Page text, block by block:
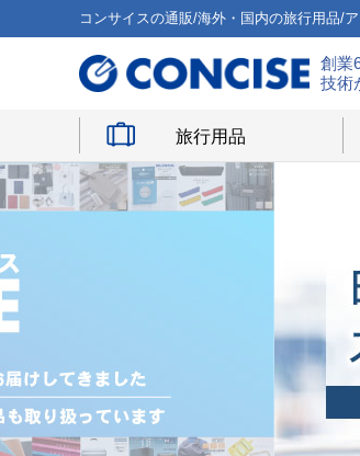
コンサイスの通販/海外・国内の旅行用品/
創業
技術
旅行用品